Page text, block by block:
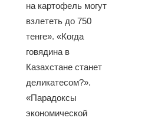
на картофель могут
взлететь до 750
тенге». «Когда
говядина в
Казахстане станет
деликатесом?».
«Парадоксы
экономической